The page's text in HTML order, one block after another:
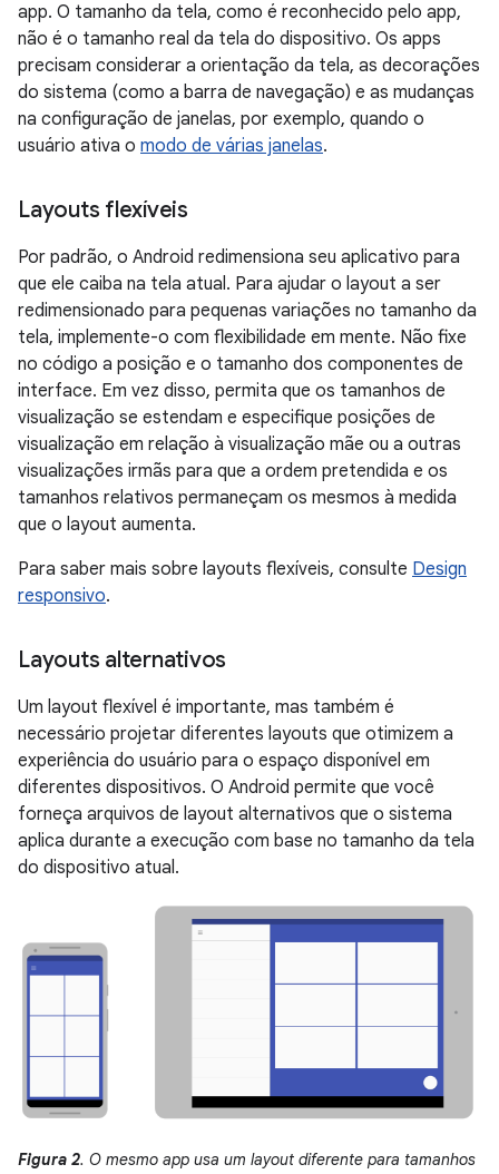
app. O tamanho da tela, como é reconhecido pelo app,
não é o tamanho real da tela do dispositivo. Os apps
precisam considerar a orientação da tela, as decorações
do sistema (como a barra de navegação) e as mudanças
na configuração de janelas, por exemplo, quando o
usuário ativa o modo de várias janelas.
Layouts flexíveis
Por padrão, o Android redimensiona seu aplicativo para
que ele caiba na tela atual. Para ajudar o layout a ser
redimensionado para pequenas variações no tamanho da
tela, implemente-o com flexibilidade em mente. Não fixe
no código a posição e o tamanho dos componentes de
interface. Em vez disso, permita que os tamanhos de
visualização se estendam e especifique posições de
visualização em relação à visualização mãe ou a outras
visualizações irmãs para que a ordem pretendida e os
tamanhos relativos permaneçam os mesmos à medida
que o layout aumenta.
Para saber mais sobre layouts flexíveis, consulte Design
responsivo.
Layouts alternativos
Um layout flexível é importante, mas também é
necessário projetar diferentes layouts que otimizem a
experiência do usuário para o espaço disponível em
diferentes dispositivos. O Android permite que você
forneça arquivos de layout alternativos que o sistema
aplica durante a execução com base no tamanho da tela
do dispositivo atual.
Figura 2. O mesmo app usa um layout diferente para tamanhos